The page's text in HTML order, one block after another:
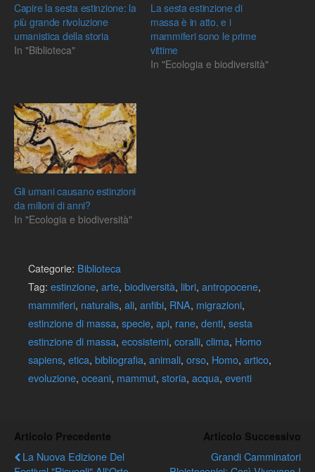
Capire la sesta estinzione: la
più grande rivoluzione
umanistica della storia
In "Biblioteca"
La sesta estinzione di
massa è in atto, e i
mammiferi sono le prime
vittime
In "Ecologia e biodiversità"
Gli umani causano estinzioni
da milioni di anni?
In "Ecologia e biodiversità"
Categorie: Biblioteca
Tag: estinzione, arte, biodiversità, libri, antropocene,
mammiferi, naturalis, ali, anfibi, RNA, migrazioni,
estinzione di massa, specie, api, rane, denti, sesta
estinzione di massa, ecosistemi, coralli, clima, Homo
sapiens, etica, bibliografia, animali, orso, Homo, artico,
evoluzione, oceani, mammut, storia, acqua, eventi
Articolo Precedente
La Nuova Edizione Del
Articolo Successivo
Grandi Camminatori